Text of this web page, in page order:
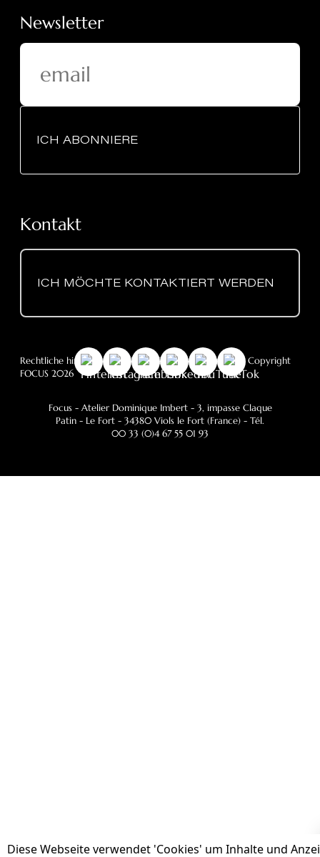
Newsletter
ICH ABONNIERE
Kontakt
ICH MÖCHTE KONTAKTIERT WERDEN
Rechtliche hinweise -DSGVO - Cookie-Richtlinie- © Copyright
FOCUS 2026
Focus - Atelier Dominique Imbert- 3, impasse Claque
Patin - Le Fort - 34380 Viols le Fort (France) - Tél.
00 33 (0)4 67 55 01 93
Diese Webseite verwendet 'Cookies' um Inhalte und